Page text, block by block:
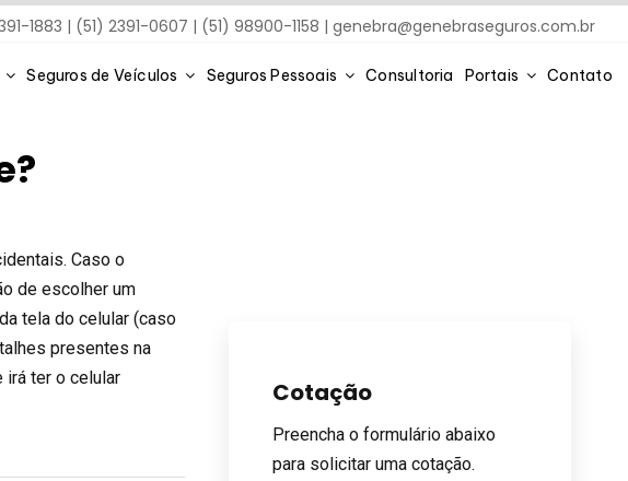
1883 | (51) 2391-0607 | (51) 98900-1158 |genebra@genebraseguros.com.br
Seguros de Veículos Seguros Pessoais Consultoria Portais Contato
Caso o
de escolher um
tela do celular (caso
presentes na
irá ter o celular
Cotação
Preencha o formulário abaixo
para solicitar uma cotação.